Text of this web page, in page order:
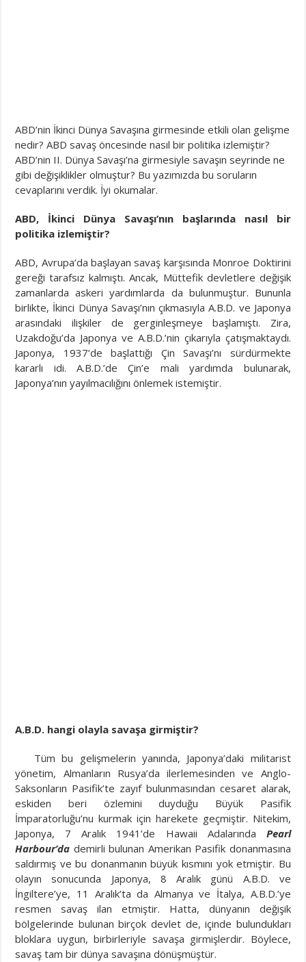
ABD’nin İkinci Dünya Savaşına girmesinde etkili olan gelişme
nedir? ABD savaş öncesinde nasıl bir politika izlemiştir?
ABD’nin II. Dünya Savaşı’na girmesiyle savaşın seyrinde ne
gibi değişiklikler olmuştur? Bu yazımızda bu soruların
cevaplarını verdik. İyi okumalar.
ABD, İkinci Dünya Savaşı’nın başlarında nasıl bir
politika izlemiştir?
ABD, Avrupa’da başlayan savaş karşısında Monroe Doktirini
gereği tarafsız kalmıştı. Ancak, Müttefik devletlere değişik
zamanlarda askeri yardımlarda da bulunmuştur. Bununla
birlikte, İkinci Dünya Savaşı’nın çıkmasıyla A.B.D. ve Japonya
arasındaki ilişkiler de gerginleşmeye başlamıştı. Zira,
Uzakdoğu’da Japonya ve A.B.D.’nin çıkarıyla çatışmaktaydı.
Japonya, 1937’de başlattığı Çin Savaşı’nı sürdürmekte
kararlı idi. A.B.D.’de Çin’e mali yardımda bulunarak,
Japonya’nın yayılmacılığını önlemek istemiştir.
A.B.D. hangi olayla savaşa girmiştir?
Tüm bu gelişmelerin yanında, Japonya’daki militarist
yönetim, Almanların Rusya’da ilerlemesinden ve Anglo-
Saksonların Pasifik’te zayıf bulunmasından cesaret alarak,
eskiden beri özlemini duyduğu Büyük Pasifik
İmparatorluğu’nu kurmak için harekete geçmiştir. Nitekim,
Japonya, 7 Aralık 1941’de Hawaii Adalarında Pearl
Harbour’da demirli bulunan Amerikan Pasifik donanmasına
saldırmış ve bu donanmanın büyük kısmını yok etmiştir. Bu
olayın sonucunda Japonya, 8 Aralık günü A.B.D. ve
İngiltere’ye, 11 Aralık’ta da Almanya ve İtalya, A.B.D.’ye
resmen savaş ilan etmiştir. Hatta, dünyanın değişik
bölgelerinde bulunan birçok devlet de, içinde bulundukları
bloklara uygun, birbirleriyle savaşa girmişlerdir. Böylece,
savaş tam bir dünya savaşına dönüşmüştür.